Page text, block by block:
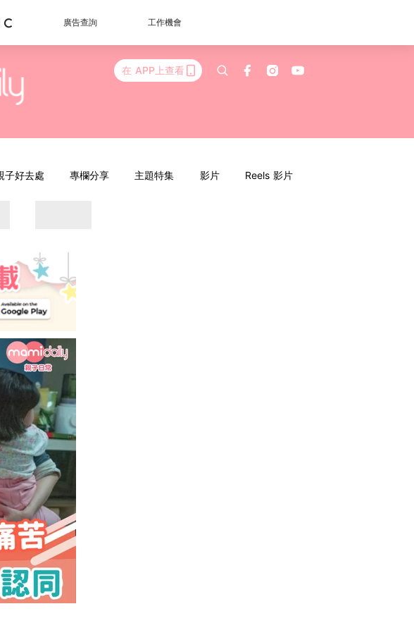
廣告查詢 工作機會
在 APP上查看
子好去處 專欄分享 主題特集 影片 Reels 影片